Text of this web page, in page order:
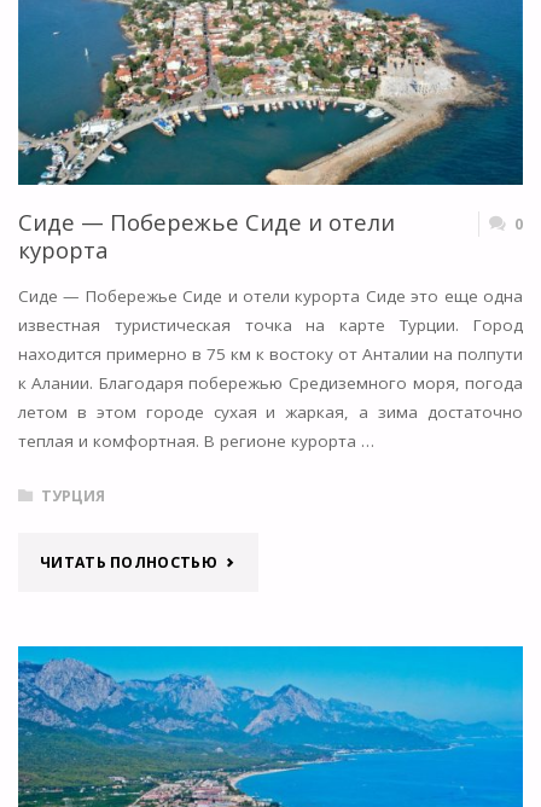
ПОБЕРЕЖЬЕ
ЭГЕЙСКОГО
МОРЯ"
Сиде — Побережье Сиде и отели
курорта
0
Сиде — Побережье Сиде и отели курорта Сиде это еще одна
известная туристическая точка на карте Турции. Город
находится примерно в 75 км к востоку от Анталии на полпути
к Алании. Благодаря побережью Средиземного моря, погода
летом в этом городе сухая и жаркая, а зима достаточно
теплая и комфортная. В регионе курорта …
ТУРЦИЯ
ЧИТАТЬ ПОЛНОСТЬЮ"СИДЕ
СИДЕ
И
ОТЕЛИ